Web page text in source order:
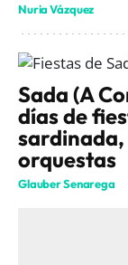
Nuria Vázquez
Sada (A
días de
orquestas
Glauber Senarega